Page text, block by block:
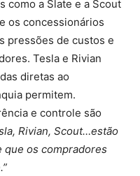
como a Slate e a Scout
os concessionários
pressões de custos e
Tesla e Rivian
diretas ao
permitem.
e controle são
Rivian, Scout…estão
que os compradores